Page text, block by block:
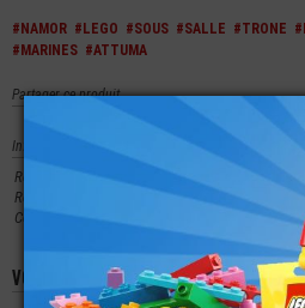
#NAMOR #LEGO #SOUS #SALLE #TRONE
#MARINES #ATTUMA
Partager ce produit
Infos techniques
Ref. Element
76213
Ref. Design
76213
Couleur
Vous aimerez aussi les produits